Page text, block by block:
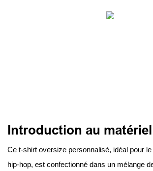
Introduction au matériel
Ce t-shirt oversize personnalisé, idéal pour
hip-hop, est confectionné dans un mélange